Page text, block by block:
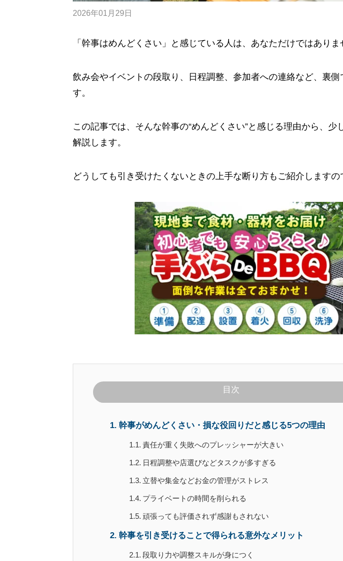
2026年01月29日
「幹事はめんどくさい」と感じている人は、あなただけではありま
飲み会やイベントの段取り、日程調整、参加者への連絡など、裏
す。
この記事では、そんな幹事の“めんどくさい”と感じる理由から、
解説します。
どうしても引き受けたくないときの上手な断り方もご紹介します
目次
幹事がめんどくさい・損な役回りだと感じる5つの理由
責任が重く失敗へのプレッシャーが大きい
日程調整や店選びなどタスクが多すぎる
立替や集金などお金の管理がストレス
プライベートの時間を削られる
頑張っても評価されず感謝もされない
幹事を引き受けることで得られる意外なメリット
段取り力や調整スキルが身につく